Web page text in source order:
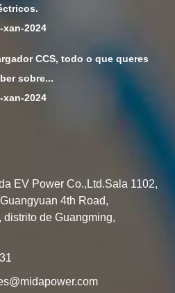
xan-2024
CCS, todo o que queres
sobre...
xan-2024
EV Power Co.,Ltd.Sala 1102,
4th Road,
de Guangming,